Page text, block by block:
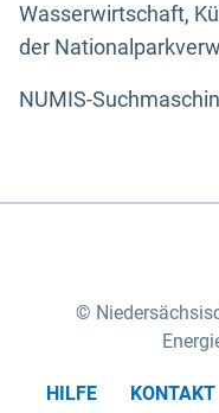
Wasserwirtschaft,
der
NUMIS-
HILFE KONTAKT